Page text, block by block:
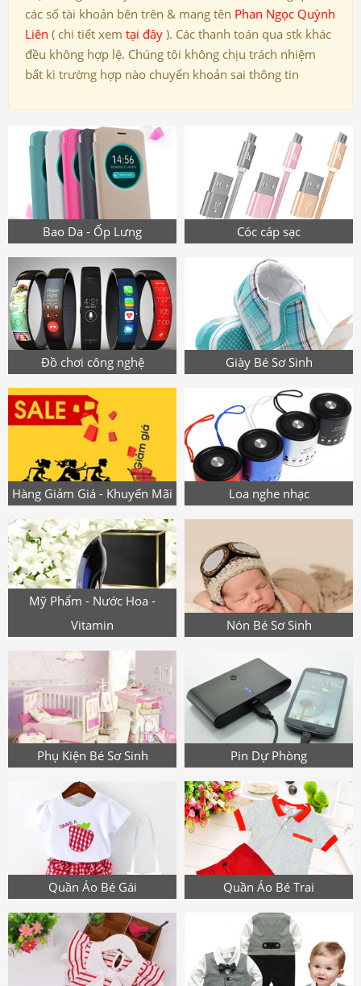
các số tài khoản bên trên & mang tên Phan Ngọc Quỳnh
Liên ( chi tiết xem tại đây ). Các thanh toán qua stk khác
đều không hợp lệ. Chúng tôi không chịu trách nhiệm
bất kì trường hợp nào chuyển khoản sai thông tin
Bao Da - Ốp Lưng Cóc cáp sạc
Đồ chơi công nghệ Giày Bé Sơ Sinh
Hàng Giảm Giá - Khuyến Mãi Loa nghe nhạc
Mỹ Phẩm - Nước Hoa -
Vitamin
Nón Bé Sơ Sinh
Phụ Kiện Bé Sơ Sinh Pin Dự Phòng
Quần Áo Bé Gái Quần Áo Bé Trai